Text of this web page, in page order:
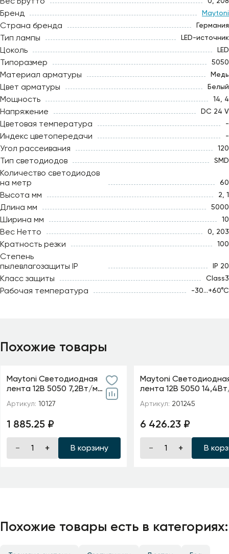
Бренд Maytoni
Страна бренда Германия
Тип лампы LED-источник
Цоколь LED
Типоразмер 5050
Материал арматуры Медь
Цвет арматуры Белый
Мощность 14, 4
Напряжение DC 24 V
Цветовая температура -
Индекс цветопередачи -
Угол рассеивания 120
Тип светодиодов SMD
Количество светодиодов
на метр
60
Высота мм 2, 1
Длина мм 5000
Ширина мм 10
Вес Нетто 0, 203
Кратность резки 100
Степень
пылевлагозащиты IP
IP 20
Класс защиты Class3
Рабочая температура -30...+60°С
Похожие товары
Maytoni Светодиодная
лента 12В 5050 7,2Вт/м
Артикул: 10127
1 885.25 ₽
В корзину
Maytoni
лента 12В 5050
(RGB) 201245
Артикул: 201245
6 426.23 ₽
В
Похожие товары есть в категориях: